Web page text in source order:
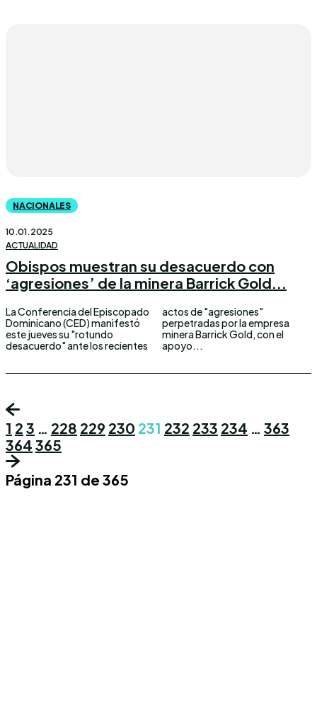
NACIONALES
10.01.2025
ACTUALIDAD
Obispos muestran su desacuerdo con
‘agresiones’ de la minera Barrick Gold...
La Conferencia del Episcopado
Dominicano (CED) manifestó
este jueves su "rotundo
desacuerdo" ante los recientes
actos de "agresiones"
perpetradas por la empresa
minera Barrick Gold, con el
apoyo...
1 2 3 … 228 229 230 231 232 233 234 … 363
364 365
Página 231 de 365